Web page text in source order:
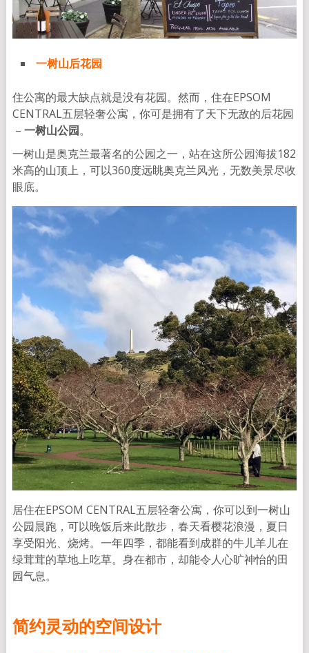
一树山后花园
住公寓的最大缺点就是没有花园。然而，住在EPSOM
CENTRAL五层轻奢公寓，你可是拥有了天下无敌的后花园
– 一树山公园。
一树山是奥克兰最著名的公园之一，站在这所公园海拔182
米高的山顶上，可以360度远眺奥克兰风光，无数美景尽收
眼底。
居住在EPSOM CENTRAL五层轻奢公寓，你可以到一树山
公园晨跑，可以晚饭后来此散步，春天看樱花浪漫，夏日
享受阳光、烧烤。一年四季，都能看到成群的牛儿羊儿在
绿茸茸的草地上吃草。身在都市，却能令人心旷神怡的田
园气息。
简约灵动的空间设计